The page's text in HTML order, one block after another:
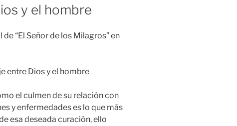
y el hombre
“El Señor de los Milagros” en
entre Dios y el hombre
el culmen de su relación con
y enfermedades es lo que más
esa deseada curación, ello